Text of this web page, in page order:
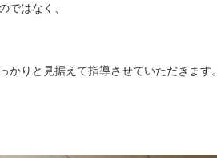
ではなく、
かりと見据えて指導させていただきます。